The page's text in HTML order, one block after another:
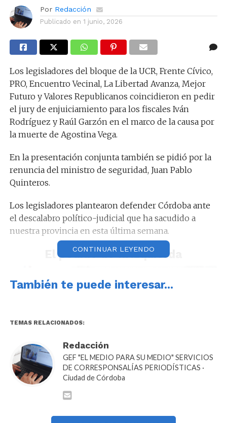
Por Redacción
Publicado en 1 junio, 2026
Los legisladores del bloque de la UCR, Frente Cívico,
PRO, Encuentro Vecinal, La Libertad Avanza, Mejor
Futuro y Valores Republicanos coincidieron en pedir
el jury de enjuiciamiento para los fiscales Iván
Rodríguez y Raúl Garzón en el marco de la causa por
la muerte de Agostina Vega.
En la presentación conjunta también se pidió por la
renuncia del ministro de seguridad, Juan Pablo
Quinteros.
Los legisladores plantearon defender Córdoba ante
el descalabro político-judicial que ha sacudido a
nuestra provincia en esta última semana.
El pedido de la izquierda
CONTINUAR LEYENDO
También te puede interesar...
TEMAS RELACIONADOS:
Redacción
GEF "EL MEDIO PARA SU MEDIO" SERVICIOS
DE CORRESPONSALÍAS PERIODÍSTICAS ·
Ciudad de Córdoba